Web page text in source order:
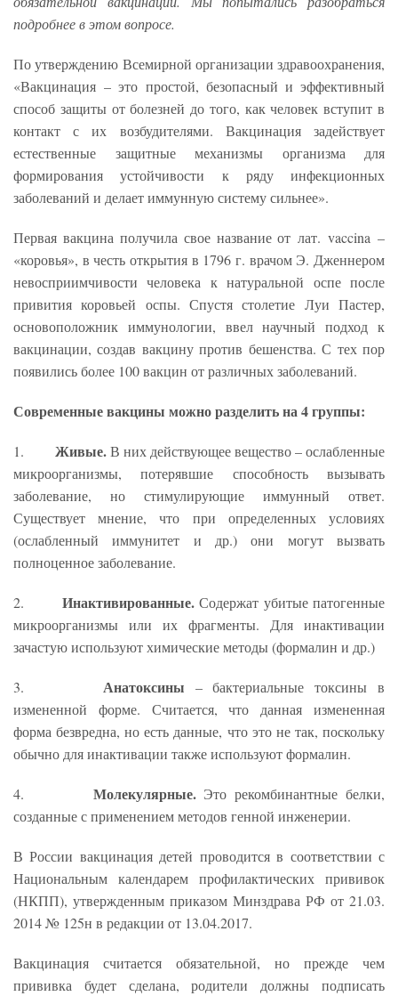
подробнее в этом вопросе.
По утверждению Всемирной организации здравоохранения,
«Вакцинация – это простой, безопасный и эффективный
способ защиты от болезней до того, как человек вступит в
контакт с их возбудителями. Вакцинация задействует
естественные защитные механизмы организма для
формирования устойчивости к ряду инфекционных
заболеваний и делает иммунную систему сильнее».
Первая вакцина получила свое название отлат. vaccina –
«коровья», в честь открытия в 1796 г. врачом Э. Дженнером
невосприимчивости человека к натуральной оспе после
привития коровьей оспы. Спустя столетие Луи Пастер,
основоположник иммунологии, ввел научный подход к
вакцинации, создав вакцину против бешенства. С тех пор
появились более 100 вакцин от различных заболеваний.
Современные вакцины можно разделить на 4 группы:
1. Живые.В них действующее вещество – ослабленные
микроорганизмы, потерявшие способность вызывать
заболевание, но стимулирующие иммунный ответ.
Существует мнение, что при определенных условиях
(ослабленный иммунитет и др.) они могут вызвать
полноценное заболевание.
2.Инактивированные. Содержат убитые патогенные
микроорганизмы или их фрагменты. Для инактивации
зачастую используют химические методы (формалин и др.)
3. Анатоксины – бактериальные токсины в
измененной форме. Считается, что данная измененная
форма безвредна, но есть данные, что это не так, поскольку
обычно для инактивации также используют формалин.
4. Молекулярные.Это рекомбинантные белки,
созданные с применением методов генной инженерии.
В России вакцинация детей проводится в соответствии с
Национальным календарем профилактических прививок
(НКПП), утвержденным приказом Минздрава РФ от 21.03.
2014 № 125н в редакции от 13.04.2017.
Вакцинация считается обязательной, но прежде чем
прививка будет сделана, родители должны подписать